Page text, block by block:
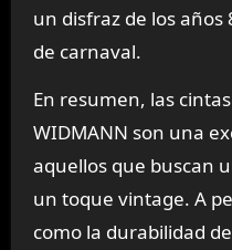
un disfraz de los
de carnaval.
En resumen, las
WIDMANN son una
aquellos que buscan
un toque vintage. A
como la durabilidad